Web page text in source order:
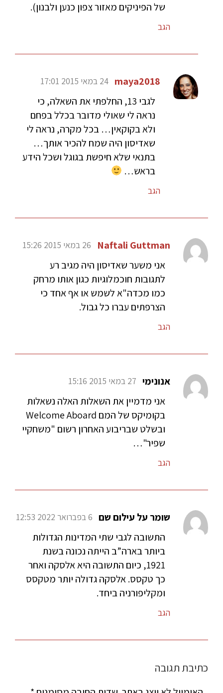
של הפיניקים מאזור צפון כנען ולבנון).
הגב
maya2018 24 במאי 2015 17:01
לגבי 13, החלפתי את השאלה, כי
נראה לי שאולי מדובר בכלל בפחם
ולא בקוקאין… בכל מקרה, נראה לי
שאדיסון היה שמח להכיר אותך…
בתנאי שלא חיפשת בגוגל ושכל הידע
בראש…
הגב
Naftali Guttman 26 במאי 2015 15:26
אני משער שאדיסון היה מגיב רע
לתגובות חוכמלוגיות כגון אותו מרחק
כמו מכדה"א לשמש או אף אחד כי
הצרפתים עברו כל גבול.
הגב
אנונימי 27 במאי 2015 15:16
אני מדמיין את השאלות האלה נשאלות
בקומיקס של המם Welcome Aboard
ובשלט שבריבוע האחרון רשום "משחקיי
שפיר"…
הגב
שומר על עילום שם 6 בפברואר 2022 12:53
התשובה לגבי שתי המדינות הגדולות
ביותר בארה”ב הייתה נכונה בשנת
1921, כיום התשובה היא אלסקה ואחר
כך טקסס. אלסקה גדולה יותר מטקסס
ומקליפורניה ביחד.
הגב
כתיבת תגובה